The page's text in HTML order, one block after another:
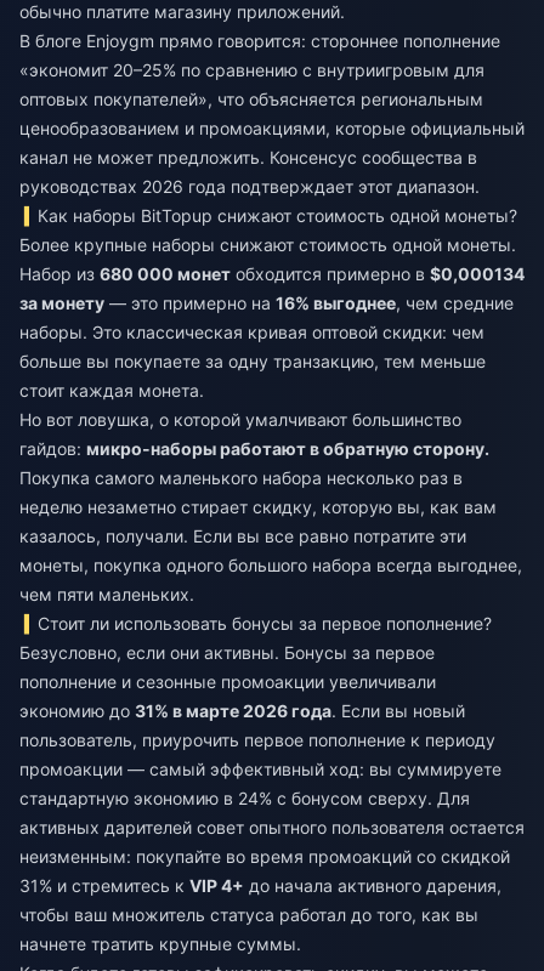
обычно платите магазину приложений.
В блоге Enjoygm прямо говорится: стороннее пополнение
«экономит 20–25% по сравнению с внутриигровым для
оптовых покупателей», что объясняется региональным
ценообразованием и промоакциями, которые официальный
канал не может предложить. Консенсус сообщества в
руководствах 2026 года подтверждает этот диапазон.
Как наборы BitTopup снижают стоимость одной монеты?
Более крупные наборы снижают стоимость одной монеты.
Набор из 680 000 монет обходится примерно в $0,000134
за монету — это примерно на 16% выгоднее, чем средние
наборы. Это классическая кривая оптовой скидки: чем
больше вы покупаете за одну транзакцию, тем меньше
стоит каждая монета.
Но вот ловушка, о которой умалчивают большинство
гайдов: микро-наборы работают в обратную сторону.
Покупка самого маленького набора несколько раз в
неделю незаметно стирает скидку, которую вы, как вам
казалось, получали. Если вы все равно потратите эти
монеты, покупка одного большого набора всегда выгоднее,
чем пяти маленьких.
Стоит ли использовать бонусы за первое пополнение?
Безусловно, если они активны. Бонусы за первое
пополнение и сезонные промоакции увеличивали
экономию до 31% в марте 2026 года. Если вы новый
пользователь, приурочить первое пополнение к периоду
промоакции — самый эффективный ход: вы суммируете
стандартную экономию в 24% с бонусом сверху. Для
активных дарителей совет опытного пользователя остается
неизменным: покупайте во время промоакций со скидкой
31% и стремитесь к VIP 4+ до начала активного дарения,
чтобы ваш множитель статуса работал до того, как вы
начнете тратить крупные суммы.